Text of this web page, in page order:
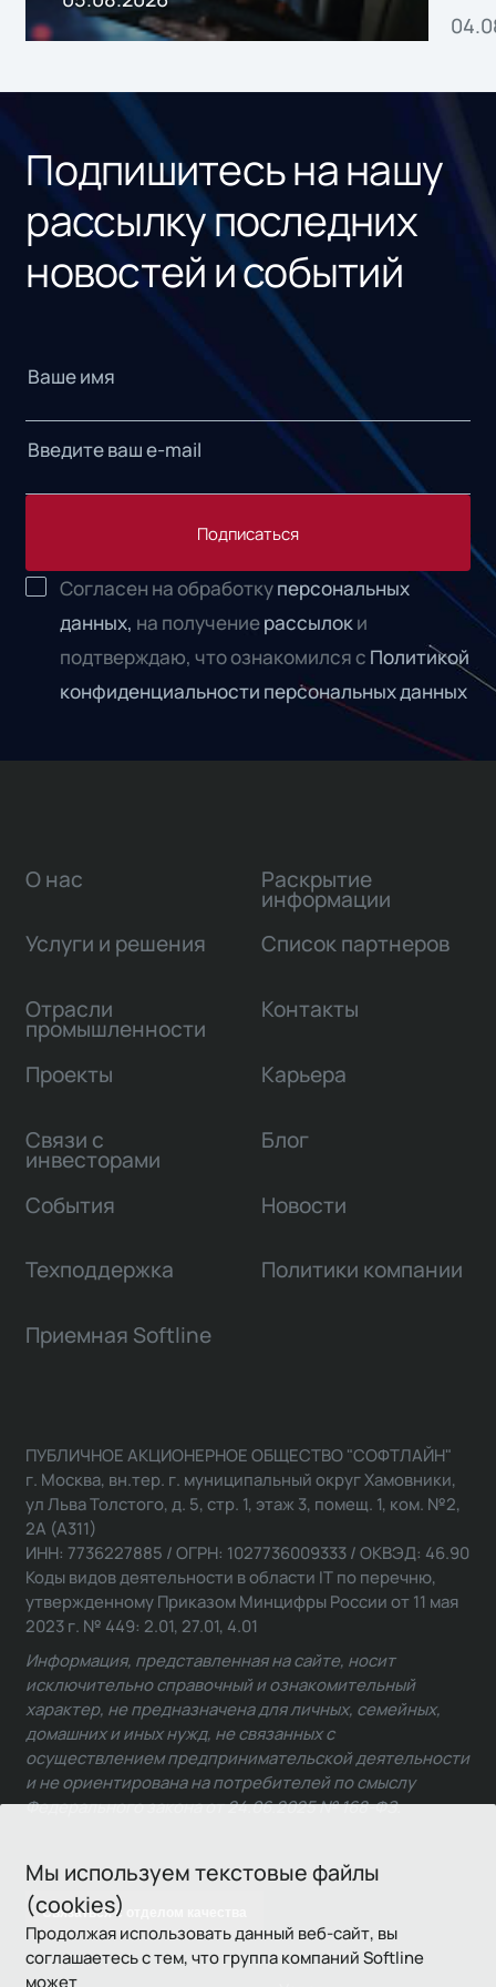
Подпишитесь на нашу
рассылку последних
новостей и событий
Подписаться
Согласен на обработкуперсональных
данных, на получениерассылоки
подтверждаю, что ознакомился с Политикой
конфиденциальности персональных данных
Мы используем текстовые файлы
(cookies)
Продолжая использовать данный веб-сайт, вы
соглашаетесь с тем, что группа компаний Softline
может
О нас
Услуги и решения
Отрасли
промышленности
Проекты
Связи с
инвесторами
Раскрытие
информации
Список партнеров
Контакты
Карьера
Блог
События Новости
Техподдержка Политики компании
Приемная Softline
Связаться с отделом качества
ПУБЛИЧНОЕ АКЦИОНЕРНОЕ ОБЩЕСТВО "СОФТЛАЙН"
г. Москва, вн.тер. г. муниципальный округ Хамовники,
ул Льва Толстого, д. 5, стр. 1, этаж 3, помещ. 1, ком. №2,
2А (А311)
ИНН: 7736227885 / ОГРН: 1027736009333 / ОКВЭД: 46.90
Коды видов деятельности в области IT по перечню,
утвержденному Приказом Минцифры России от 11 мая
2023 г. № 449: 2.01, 27.01, 4.01
Информация, представленная на сайте, носит
исключительно справочный и ознакомительный
характер, не предназначена для личных, семейных,
домашних и иных нужд, не связанных с
осуществлением предпринимательской деятельности
и не ориентирована на потребителей по смыслу
Федерального закона от 24.06.2025 № 168-ФЗ.